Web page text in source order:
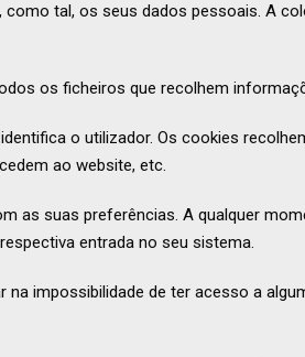
tal, os seus dados pessoais. A
os ficheiros que recolhem
o utilizador. Os cookies
ao website, etc.
as suas preferências. A qualquer
entrada no seu sistema.
impossibilidade de ter acesso a